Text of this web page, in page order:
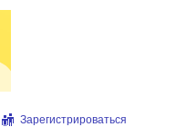
Зарегистрироваться